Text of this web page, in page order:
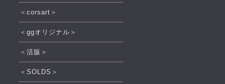
＜corsart＞
＜ggオリジナル＞
＜活版＞
＜SOLDS＞